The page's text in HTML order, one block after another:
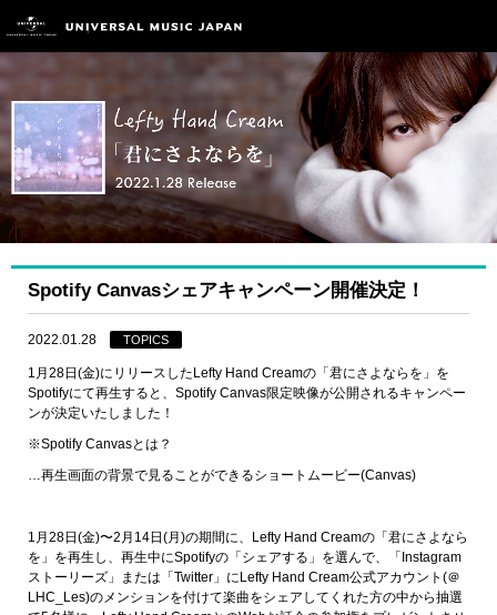
Spotify Canvasシェアキャンペーン開催決定！
2022.01.28 TOPICS
1月28日(金)にリリースしたLefty Hand Creamの「君にさよならを」を
Spotifyにて再生すると、Spotify Canvas限定映像が公開されるキャンペー
ンが決定いたしました！
※Spotify Canvasとは？
…再生画面の背景で見ることができるショートムービー(Canvas)
1月28日(金)〜2月14日(月)の期間に、Lefty Hand Creamの「君にさよなら
を」を再生し、再生中にSpotifyの「シェアする」を選んで、「Instagram
ストーリーズ」または「Twitter」にLefty Hand Cream公式アカウント(＠
LHC_Les)のメンションを付けて楽曲をシェアしてくれた方の中から抽選